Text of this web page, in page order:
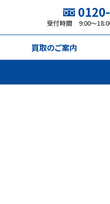
受付時間 9:00～18:00
買取のご案内